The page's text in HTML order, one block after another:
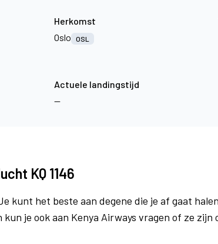
Herkomst
Oslo
OSL
Actuele landingstijd
—
KQ 1146
kunt het beste aan degene die je af gaat
je ook aan Kenya Airways vragen of ze zijn